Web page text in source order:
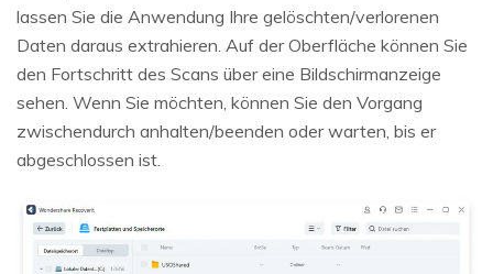
lassen Sie die Anwendung Ihre gelöschten/verlorenen
Daten daraus extrahieren. Auf der Oberfläche können Sie
den Fortschritt des Scans über eine Bildschirmanzeige
sehen. Wenn Sie möchten, können Sie den Vorgang
zwischendurch anhalten/beenden oder warten, bis er
abgeschlossen ist.